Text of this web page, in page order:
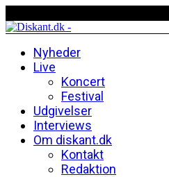
Nyheder
Live
Koncert
Festival
Udgivelser
Interviews
Om diskant.dk
Kontakt
Redaktion